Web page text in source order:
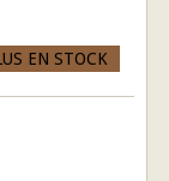
EN STOCK